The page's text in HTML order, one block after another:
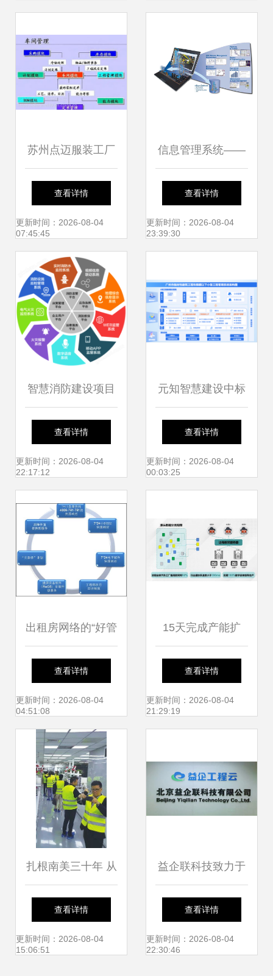
秘
苏州点迈服装工厂
后道车间管理系统
工程管理与服务优
化实践
查看详情
更新时间：2026-08-04
07:45:45
信息管理系统——
eShare 工程造价
咨询业务的价值与
查看详情
更新时间：2026-08-04
23:39:30
智慧消防建设项目
或（T市新开发
区）物联网消防远
价咨询业务分析
查看详情
更新时间：2026-08-04
22:17:12
元知智慧建设中标
广州市“临小工
程”项目，助力全市
控与工程造价咨询
业务双提升
查看详情
更新时间：2026-08-04
00:03:25
出租房网络的“好管
家”——艾泰HiPER
841网络安全解决
方案
查看详情
更新时间：2026-08-04
04:51:08
15天完成产能扩
建！广汽埃安智能
生态工厂二期工程
询服务助力高效落
查看详情
更新时间：2026-08-04
21:29:19
扎根南美三十年 从
卖产品到当链主
——访方正国际商
查看详情
更新时间：2026-08-04
15:06:51
益企联科技致力于
用新技术推动工程
建设领域企业管理
查看详情
更新时间：2026-08-04
22:30:46